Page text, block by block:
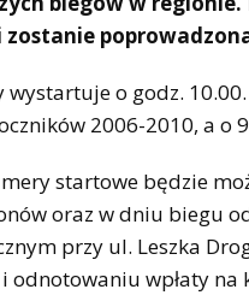
wystartuje o godz.
2006-2010, a o
startowe będzie
oraz w dniu biegu
przy ul. Leszka
odnotowaniu wpłaty